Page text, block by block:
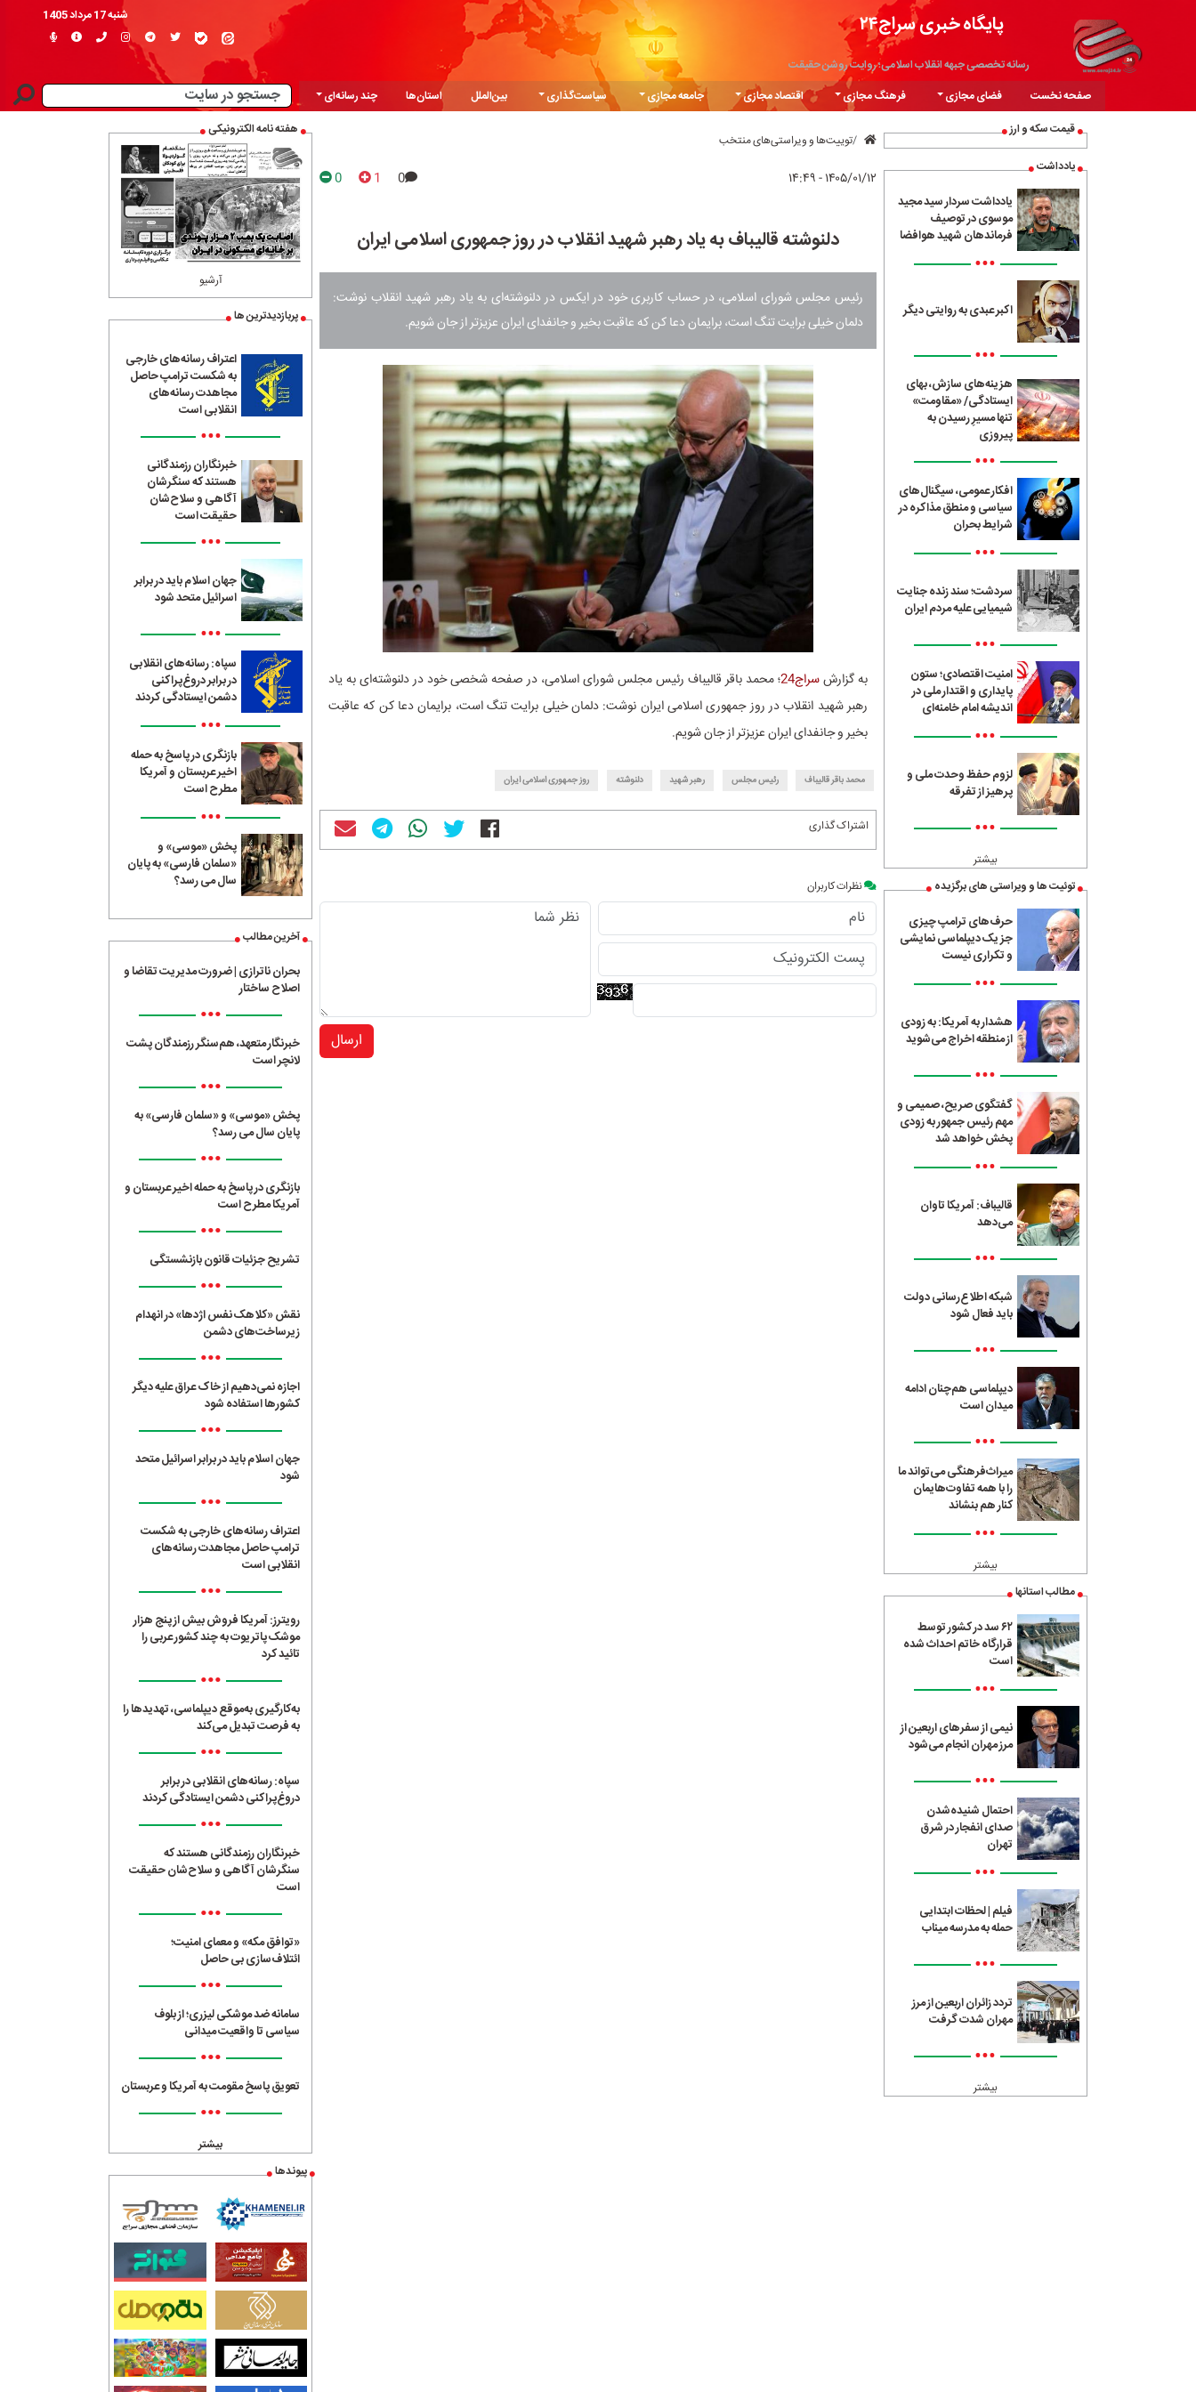
پایگاه خبری سراج۲۴
رسانه تخصصی جبهه انقلاب اسلامی؛ روایت روشن حقیقت
شنبه 17 مرداد 1405
صفحه نخست فضای مجازی فرهنگ مجازی اقتصاد مجازی جامعه مجازی سیاست‌گذاری بین‌الملل استان‌ها
چند رسانه‌ای
قیمت سکه و ارز
یادداشت
یادداشت سردار سید مجید
موسوی در توصیف
فرماندهان شهید هوافضا
•••
اکبر عبدی به روایتی دیگر
•••
هزینه‌های سازش، بهای
ایستادگی/ «مقاومت»
تنها مسیرِ رسیدن به
پیروزی
•••
افکار عمومی، سیگنال‌های
سیاسی و منطق مذاکره در
شرایط بحران
•••
سردشت؛ سند زنده جنایت
شیمیایی علیه مردم ایران
•••
امنیت اقتصادی؛ ستون
پایداری و اقتدار ملی در
اندیشه امام خامنه‌ای
•••
لزوم حفظ وحدت ملی و
پرهیز از تفرقه
•••
بیشتر
توئیت ها و ویراستی های برگزیده
حرف‌های ترامپ چیزی
جز یک دیپلماسی نمایشی
و تکراری نیست
•••
هشدار به آمریکا: به زودی
از منطقه اخراج می‌شوید
•••
گفتگوی صریح، صمیمی و
مهم رئیس جمهور به زودی
پخش خواهد شد
•••
قالیباف: آمریکا تاوان
می‌دهد
•••
شبکه اطلاع‌رسانی دولت
باید فعال شود
•••
دیپلماسی هم‌چنان ادامه
میدان است
•••
میراث‌فرهنگی می‌تواند ما
را با همه تفاوت‌هایمان
کنار هم بنشاند
•••
بیشتر
مطالب استانها
۶۲ سد در کشور توسط
قرارگاه خاتم احداث شده
است
•••
نیمی از سفرهای اربعین از
مرز مهران انجام می‌شود
•••
احتمال شنیده‌شدن
صدای انفجار در شرق
تهران
•••
فیلم | لحظات ابتدایی
حمله به مدرسه میناب
•••
تردد زائران اربعین از مرز
مهران شدت گرفت
•••
بیشتر
توییت‌ها و ویراستی‌های منتخب
۱۴۰۵/۰۱/۱۲ - ۱۴:۴۹ 0
1
0
دلنوشته قالیباف به یاد رهبر شهید انقلاب در روز جمهوری اسلامی ایران
رئیس مجلس شورای اسلامی‌، در حساب کاربری خود در ایکس در دلنوشته‌ای به یاد رهبر شهید انقلاب نوشت‌:
دلمان خیلی برایت تنگ است، برایمان دعا کن که عاقبت بخیر و جانفدای ایران عزیزتر از جان شویم.
به گزارشسراج24 ؛محمد باقر قالیباف رئیس مجلس شورای اسلامی‌، در صفحه شخصی خود در دلنوشته‌ای به یاد
رهبر شهید انقلاب در روز جمهوری اسلامی ایران نوشت‌: دلمان خیلی برایت تنگ است، برایمان دعا کن که عاقبت
بخیر و جانفدای ایران عزیزتر از جان شویم.
محمد باقر قالیباف رئیس مجلس رهبر شهید دلنوشته روز جمهوری اسلامی ایران
اشتراک گذاری
نظرات کاربران
ارسال
هفته نامه الکترونیکی
آرشیو
پربازدیدترین ها
اعتراف رسانه‌های خارجی
به شکست ترامپ حاصل
مجاهدت رسانه‌های
انقلابی است
•••
خبرنگاران رزمندگانی
هستند که سنگرشان
آگاهی و سلاح‌شان
حقیقت است
•••
جهان اسلام باید در برابر
اسرائیل متحد شود
•••
سپاه: رسانه‌های انقلابی
در برابر دروغ‌پراکنی
دشمن ایستادگی کردند
•••
بازنگری در پاسخ به حمله
اخیر عربستان و آمریکا
مطرح است
•••
پخش «موسی» و
«سلمان فارسی» به پایان
سال می رسد؟
آخرین مطالب
بحران ناترازی | ضرورت مدیریت تقاضا و
اصلاح ساختار
•••
خبرنگار متعهد، هم‌سنگر رزمندگان پشت
لانچر است
•••
پخش «موسی» و «سلمان فارسی» به
پایان سال می رسد؟
•••
بازنگری در پاسخ به حمله اخیر عربستان و
آمریکا مطرح است
•••
تشریح جزئیات قانون بازنشستگی
•••
نقش «کلاهک نفس اژدها» در انهدام
زیرساخت‌های دشمن
•••
اجازه نمی‌دهیم از خاک عراق علیه دیگر
کشورها استفاده شود
•••
جهان اسلام باید در برابر اسرائیل متحد
شود
•••
اعتراف رسانه‌های خارجی به شکست
ترامپ حاصل مجاهدت رسانه‌های
انقلابی است
•••
رویترز: آمریکا فروش بیش از پنج هزار
موشک پاتریوت به چند کشور عربی را
تائید کرد
•••
به‌کارگیری به‌موقع دیپلماسی، تهدیدها را
به فرصت تبدیل می‌کند
•••
سپاه: رسانه‌های انقلابی در برابر
دروغ‌پراکنی دشمن ایستادگی کردند
•••
خبرنگاران رزمندگانی هستند که
سنگرشان آگاهی و سلاح‌شان حقیقت
است
•••
«توافق مکه» و معمای امنیت؛
ائتلاف‌سازی بی حاصل
•••
سامانه ضد موشکی لیزری؛ از بلوف
سیاسی تا واقعیت میدانی
•••
تعویق پاسخ مقومت به آمریکا و عربستان
•••
بیشتر
پیوندها